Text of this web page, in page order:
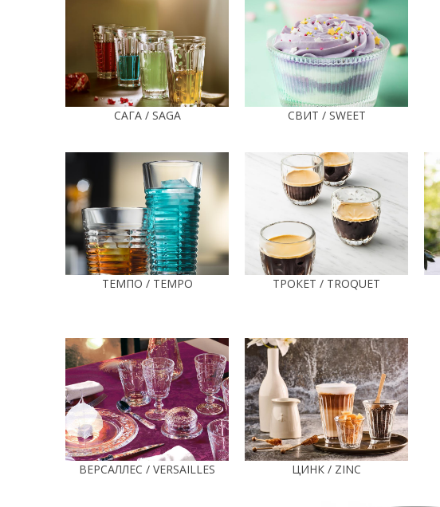
САГА / SAGA СВИТ / SWEET
ТЕМПО / TEMPO ТРОКЕТ / TROQUET
ВЕРСАЛЛЕС / VERSAILLES ЦИНК / ZINC